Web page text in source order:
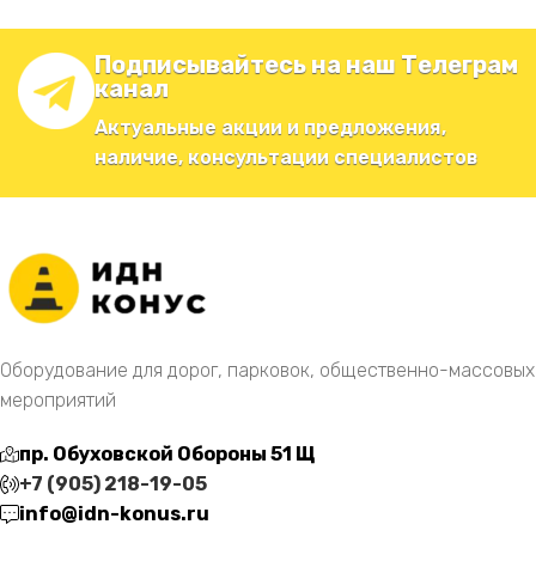
Подписывайтесь на наш Телеграм
канал
Актуальные акции и предложения,
наличие, консультации специалистов
Оборудование для дорог, парковок, общественно-массовых
мероприятий
пр. Обуховской Обороны 51 Щ
+7 (905) 218-19-05
info@idn-konus.ru